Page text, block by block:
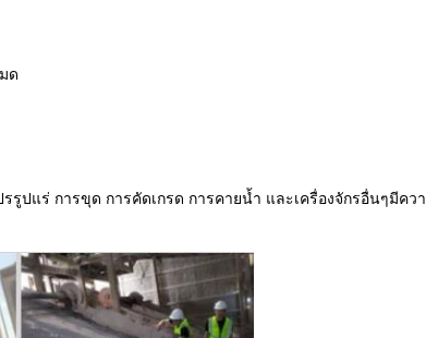
ด
ปแร่ การขุด การคัดเกรด การคายน้ำ และเครื่องจักรอื่นๆมีค